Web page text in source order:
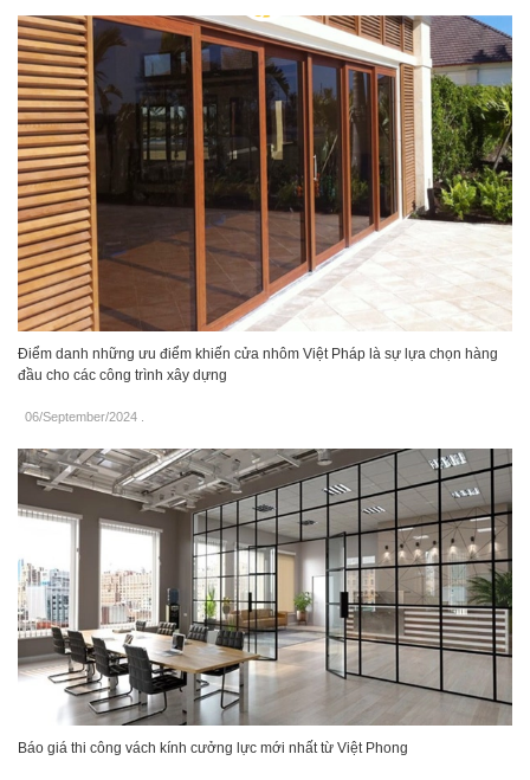
Điểm danh những ưu điểm khiến cửa nhôm Việt Pháp là sự lựa chọn hàng
đầu cho các công trình xây dựng
06/September/2024
Báo giá thi công vách kính cưởng lực mới nhất từ Việt Phong